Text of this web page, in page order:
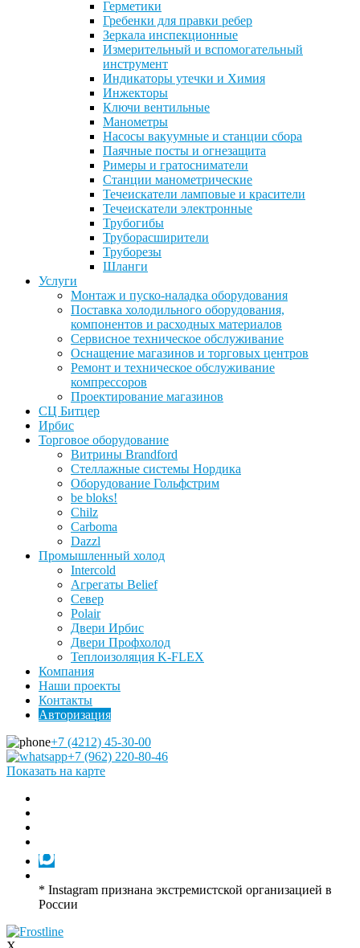
Герметики
Гребенки для правки ребер
Зеркала инспекционные
Измерительный и вспомогательный
инструмент
Индикаторы утечки и Химия
Инжекторы
Ключи вентильные
Манометры
Насосы вакуумные и станции сбора
Паячные посты и огнезащита
Римеры и гратосниматели
Станции манометрические
Течеискатели ламповые и красители
Течеискатели электронные
Трубогибы
Труборасширители
Труборезы
Шланги
Услуги
Монтаж и пуско-наладка оборудования
Поставка холодильного оборудования,
компонентов и расходных материалов
Сервисное техническое обслуживание
Оснащение магазинов и торговых центров
Ремонт и техническое обслуживание
компрессоров
Проектирование магазинов
СЦ Битцер
Ирбис
Торговое оборудование
Витрины Brandford
Стеллажные системы Нордика
Оборудование Гольфстрим
be bloks!
Chilz
Carboma
Dazzl
Промышленный холод
Intercold
Агрегаты Belief
Север
Polair
Двери Ирбис
Двери Профхолод
Теплоизоляция K-FLEX
Компания
Наши проекты
Контакты
Авторизация
+7 (4212) 45-30-00
+7 (962) 220-80-46
Показать на карте
* Instagram признана экстремистской организацией в
России